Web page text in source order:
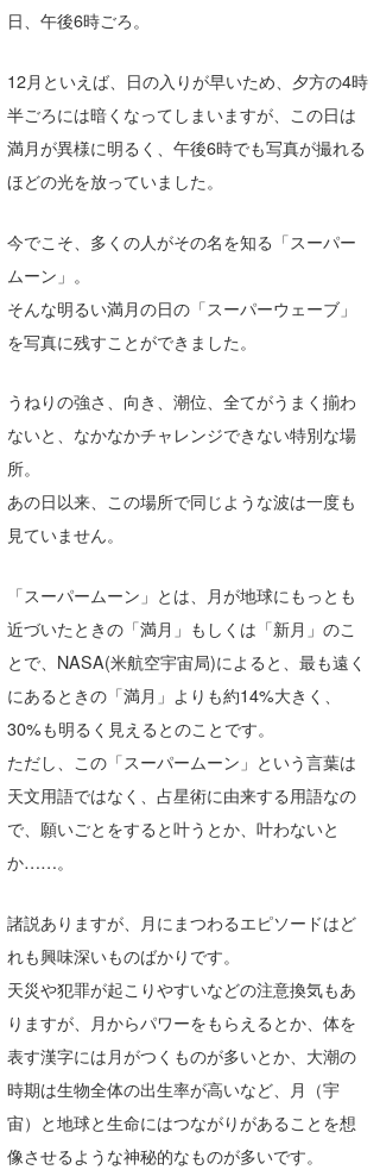
日、午後6時ごろ。
12月といえば、日の入りが早いため、夕方の4時
半ごろには暗くなってしまいますが、この日は
満月が異様に明るく、午後6時でも写真が撮れる
ほどの光を放っていました。
今でこそ、多くの人がその名を知る「スーパー
ムーン」。
そんな明るい満月の日の「スーパーウェーブ」
を写真に残すことができました。
うねりの強さ、向き、潮位、全てがうまく揃わ
ないと、なかなかチャレンジできない特別な場
所。
あの日以来、この場所で同じような波は一度も
見ていません。
「スーパームーン」とは、月が地球にもっとも
近づいたときの「満月」もしくは「新月」のこ
とで、NASA(米航空宇宙局)によると、最も遠く
にあるときの「満月」よりも約14%大きく、
30%も明るく見えるとのことです。
ただし、この「スーパームーン」という言葉は
天文用語ではなく、占星術に由来する用語なの
で、願いごとをすると叶うとか、叶わないと
か……。
諸説ありますが、月にまつわるエピソードはど
れも興味深いものばかりです。
天災や犯罪が起こりやすいなどの注意換気もあ
りますが、月からパワーをもらえるとか、体を
表す漢字には月がつくものが多いとか、大潮の
時期は生物全体の出生率が高いなど、月（宇
宙）と地球と生命にはつながりがあることを想
像させるような神秘的なものが多いです。
ライター/寄稿メディア
mitsuteru Kamio
Yoshiyuki Obata
DELTA FORCE SURF
熊谷素子
SURFMEDIA
WAVAL
波伝説アンバサダー/プロライダー
中浦“JET”章
進士剛光
植村未来
NOBUFUKU
大野”MAR”修聖
喜納海人
☆加藤
Aichan
ECE
G◎Da
H
KID
KOBU
mitz
OYZ
S.K
Soulman
VAGY
波伝説